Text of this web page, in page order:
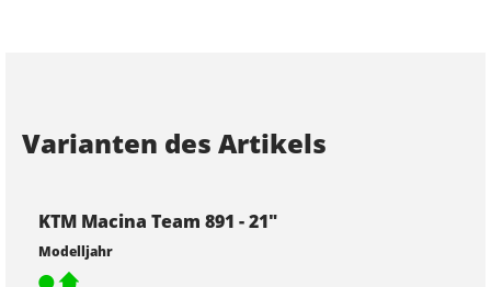
Varianten des Artikels
KTM Macina Team 891 - 21"
Modelljahr